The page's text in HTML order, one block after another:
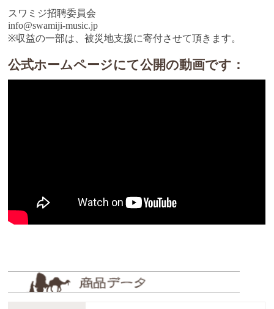
スワミジ招聘委員会
info@swamiji-music.jp
※収益の一部は、被災地支援に寄付させて頂きます。
公式ホームページにて公開の動画です：